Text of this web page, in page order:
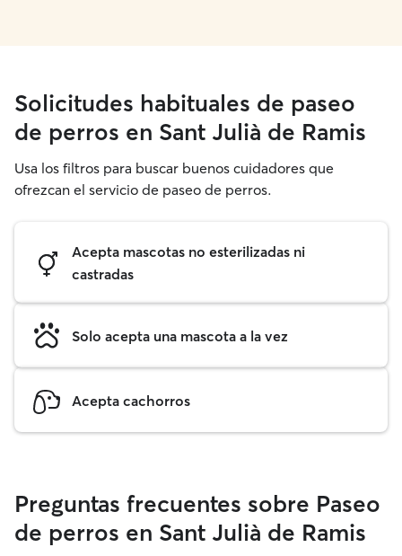
Solicitudes habituales de paseo
de perros en Sant Julià de Ramis
Usa los filtros para buscar buenos cuidadores que
ofrezcan el servicio de paseo de perros.
Acepta mascotas no esterilizadas ni
castradas
Solo acepta una mascota a la vez
Acepta cachorros
Preguntas frecuentes sobre Paseo
de perros en Sant Julià de Ramis